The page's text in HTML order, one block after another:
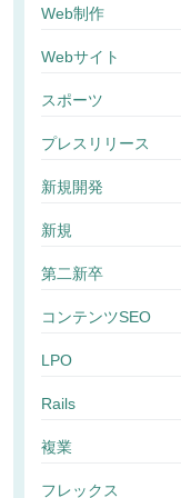
Web制作
Webサイト
スポーツ
プレスリリース
新規開発
新規
第二新卒
コンテンツSEO
LPO
Rails
複業
フレックス